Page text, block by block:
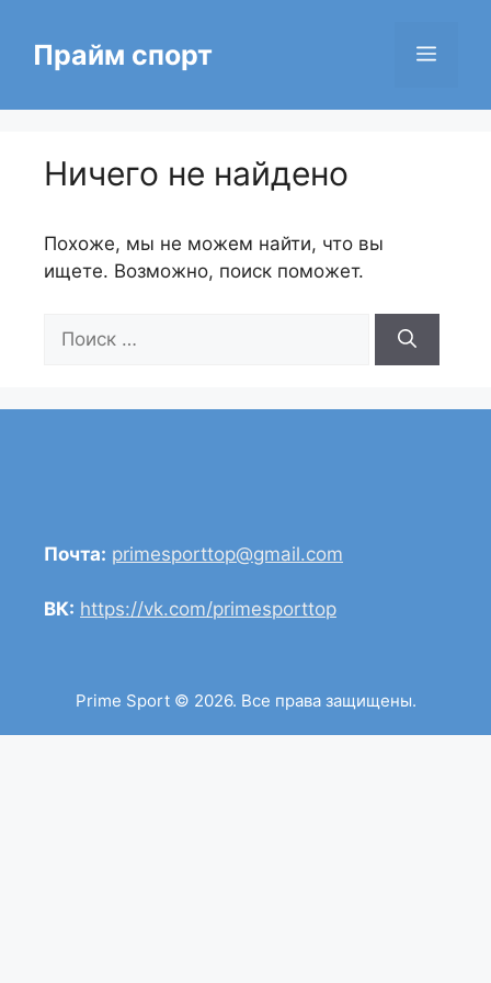
содержимому
Прайм спорт Меню
Ничего не найдено
Похоже, мы не можем найти, что вы
ищете. Возможно, поиск поможет.
Почта: primesporttop@gmail.com
ВК: https://vk.com/primesporttop
Prime Sport © 2026. Все права защищены.